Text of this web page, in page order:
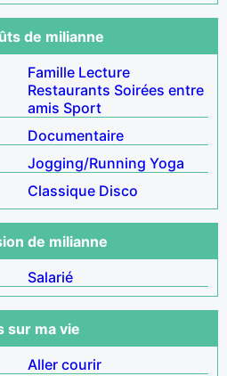
de milianne
Famille Lecture
Restaurants Soirées entre
amis Sport
Documentaire
Jogging/Running Yoga
Classique Disco
de milianne
Salarié
sur ma vie
Aller courir